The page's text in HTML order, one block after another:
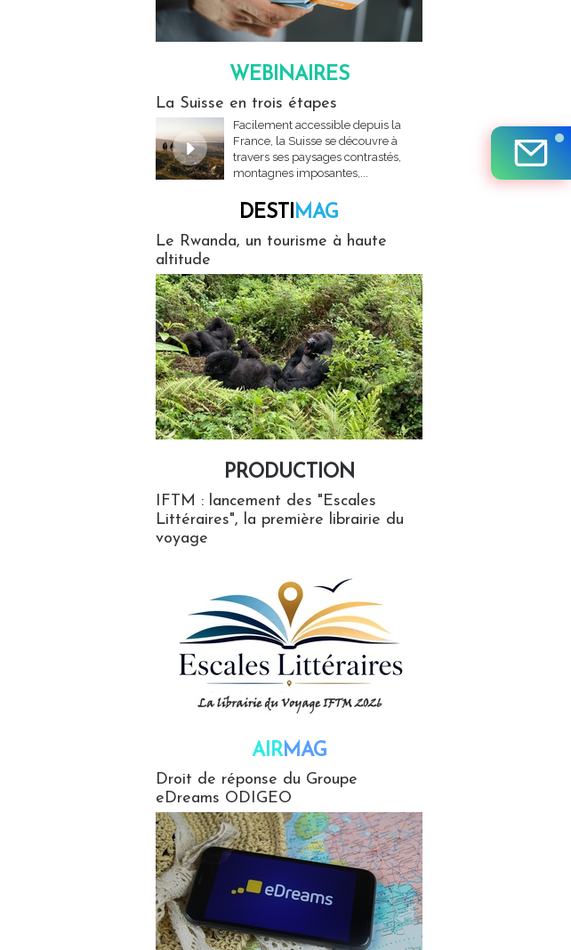
WEBINAIRES
La Suisse en trois étapes
Facilement accessible depuis la
France, la Suisse se découvre à
travers ses paysages contrastés,
montagnes imposantes,...
DESTIMAG
Le Rwanda, un tourisme à haute
altitude
PRODUCTION
IFTM : lancement des "Escales
Littéraires", la première librairie du
voyage
AIRMAG
Droit de réponse du Groupe
eDreams ODIGEO